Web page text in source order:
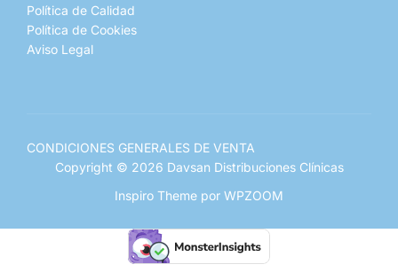
Política de Calidad
Política de Cookies
Aviso Legal
CONDICIONES GENERALES DE VENTA
Copyright © 2026 Davsan Distribuciones Clínicas
Inspiro Theme por WPZOOM